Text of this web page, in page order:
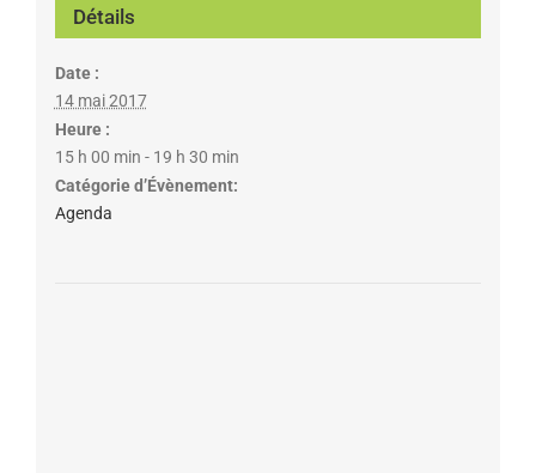
Détails
Date :
14 mai 2017
Heure :
15 h 00 min - 19 h 30 min
Catégorie d’Évènement:
Agenda